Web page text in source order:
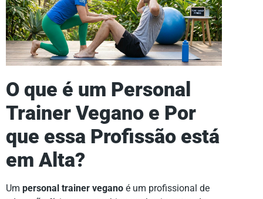
O que é um Personal
Trainer Vegano e Por
que essa Profissão está
em Alta?
Um personal trainer vegano é um profissional de